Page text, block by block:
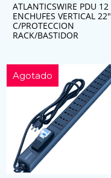
ATLANTICSWIRE PDU 12
ENCHUFES VERTICAL 22″
C/PROTECCION
RACK/BASTIDOR
Agotado